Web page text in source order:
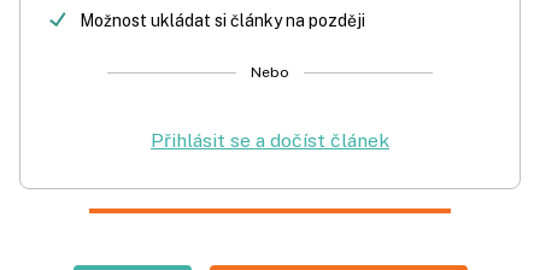
Možnost ukládat si články na později
Nebo
Přihlásit se a dočíst článek